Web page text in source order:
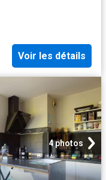
Voir les détails
4 photos